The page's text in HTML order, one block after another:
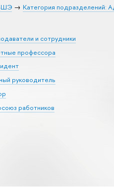
Категория подразделений:
и сотрудники
профессора
руководитель
работников